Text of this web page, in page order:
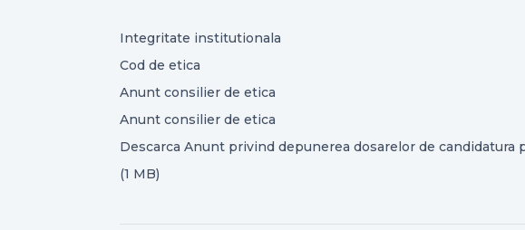
Integritate institutionala
Cod de etica
Anunt consilier de etica
Anunt consilier de etica
Descarca Anunt privind depunerea dosarelor de candidatura
(1 MB)